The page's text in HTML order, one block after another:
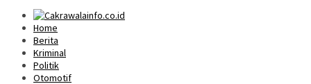
Home
Berita
Kriminal
Politik
Otomotif